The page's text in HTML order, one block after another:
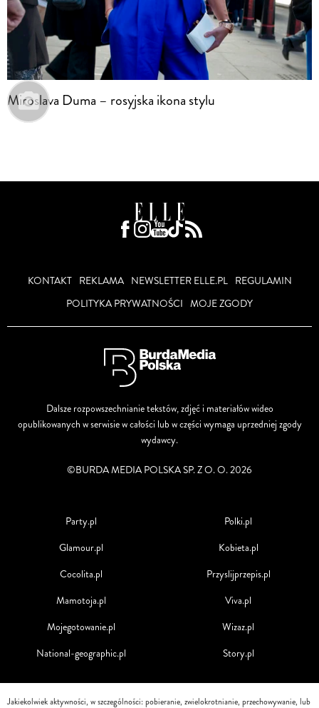
Miroslava Duma – rosyjska ikona stylu
KONTAKT REKLAMA NEWSLETTER ELLE.PL
REGULAMIN
POLITYKA PRYWATNOŚCI MOJE ZGODY
Dalsze rozpowszechnianie tekstów, zdjęć i materiałów wideo
opublikowanych w serwisie w całości lub w części wymaga uprzedniej zgody
wydawcy.
©BURDA MEDIA POLSKA SP. Z O. O. 2026
Party.pl
Glamour.pl
Cocolita.pl
Mamotoja.pl
Mojegotowanie.pl
National-geographic.pl
Polki.pl
Kobieta.pl
Przyslijprzepis.pl
Viva.pl
Wizaz.pl
Story.pl
Jakiekolwiek aktywności, w szczególności: pobieranie, zwielokrotnianie, przechowywanie, lub